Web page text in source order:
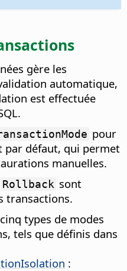
gère les
automatique,
est effectuée
pour
défaut, qui permet
manuelles.
Rollback sont
transactions.
types de modes
tels que définis dans
: